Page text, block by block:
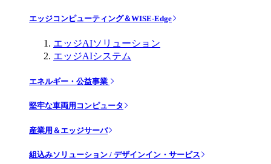
エッジコンピューティング＆WISE-Edge
エッジAIソリューション
エッジAIシステム
エネルギー・公益事業
堅牢な車両用コンピュータ
産業用＆エッジサーバ
組込みソリューション / デザインイン・サービス